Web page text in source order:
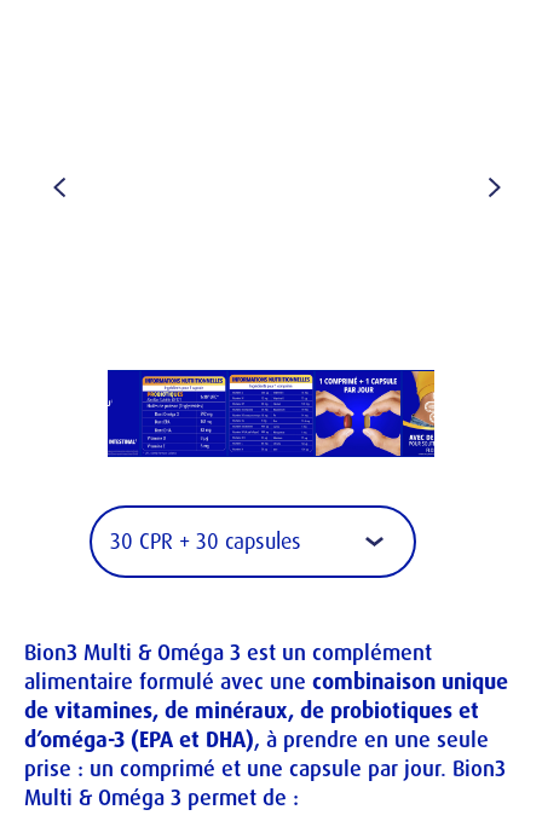
Bion3 Multi & Oméga 3 est un complément
alimentaire formulé avec une combinaison unique
de vitamines, de minéraux, de probiotiques et
d’oméga-3 (EPA et DHA), à prendre en une seule
prise : un comprimé et une capsule par jour. Bion3